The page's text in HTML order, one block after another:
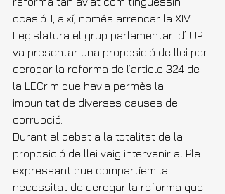
ocasió. I, així, només arrencar la XIV
Legislatura el grup parlamentari d’ UP
va presentar una proposició de llei per
derogar la reforma de l’article 324 de
la LECrim que havia permès la
impunitat de diverses causes de
corrupció.
Durant el debat a la totalitat de la
proposició de llei vaig intervenir al Ple
expressant que compartíem la
necessitat de derogar la reforma que